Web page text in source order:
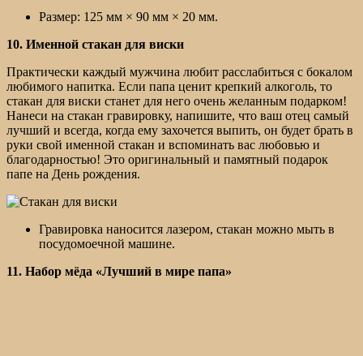
Размер: 125 мм × 90 мм × 20 мм.
10. Именной стакан для виски
Практически каждый мужчина любит расслабиться с бокалом
любимого напитка. Если папа ценит крепкий алкоголь, то
стакан для виски станет для него очень желанным подарком!
Нанеси на стакан гравировку, напишите, что ваш отец самый
лучший и всегда, когда ему захочется выпить, он будет брать в
руки свой именной стакан и вспоминать вас любовью и
благодарностью! Это оригинальный и памятный подарок
папе на День рождения.
Гравировка наносится лазером, стакан можно мыть в
посудомоечной машине.
11. Набор мёда «Лучший в мире папа»